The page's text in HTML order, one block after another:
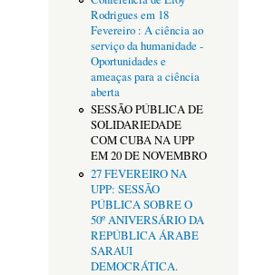
Rodrigues em 18
Fevereiro : A ciência ao
serviço da humanidade -
Oportunidades e
ameaças para a ciência
aberta
SESSÃO PÚBLICA DE
SOLIDARIEDADE
COM CUBA NA UPP
EM 20 DE NOVEMBRO
27 FEVEREIRO NA
UPP: SESSÃO
PÚBLICA SOBRE O
50º ANIVERSÁRIO DA
REPÚBLICA ÁRABE
SARAUI
DEMOCRÁTICA.